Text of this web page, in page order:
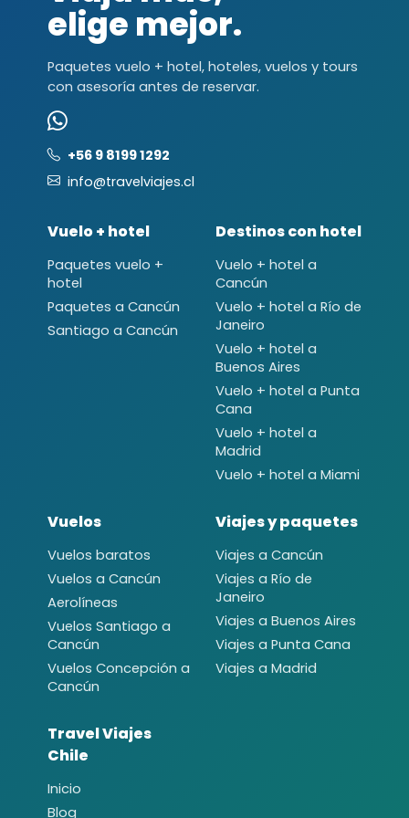
elige mejor.
Paquetes vuelo + hotel, hoteles, vuelos y tours
con asesoría antes de reservar.
+56 9 8199 1292
info@travelviajes.cl
Vuelo + hotel
Paquetes vuelo +
hotel
Paquetes a Cancún
Santiago a Cancún
Destinos con hotel
Vuelo + hotel a
Cancún
Vuelo + hotel a Río de
Janeiro
Vuelo + hotel a
Buenos Aires
Vuelo + hotel a Punta
Cana
Vuelo + hotel a
Madrid
Vuelo + hotel a Miami
Vuelos
Vuelos baratos
Vuelos a Cancún
Aerolíneas
Vuelos Santiago a
Cancún
Vuelos Concepción a
Cancún
Viajes y paquetes
Viajes a Cancún
Viajes a Río de
Janeiro
Viajes a Buenos Aires
Viajes a Punta Cana
Viajes a Madrid
Travel Viajes
Chile
Inicio
Blog